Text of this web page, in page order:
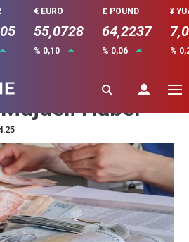
€ EURO
55,0728
% 0,10
£ POUND
64,2237
% 0,06
¥
%
Haber